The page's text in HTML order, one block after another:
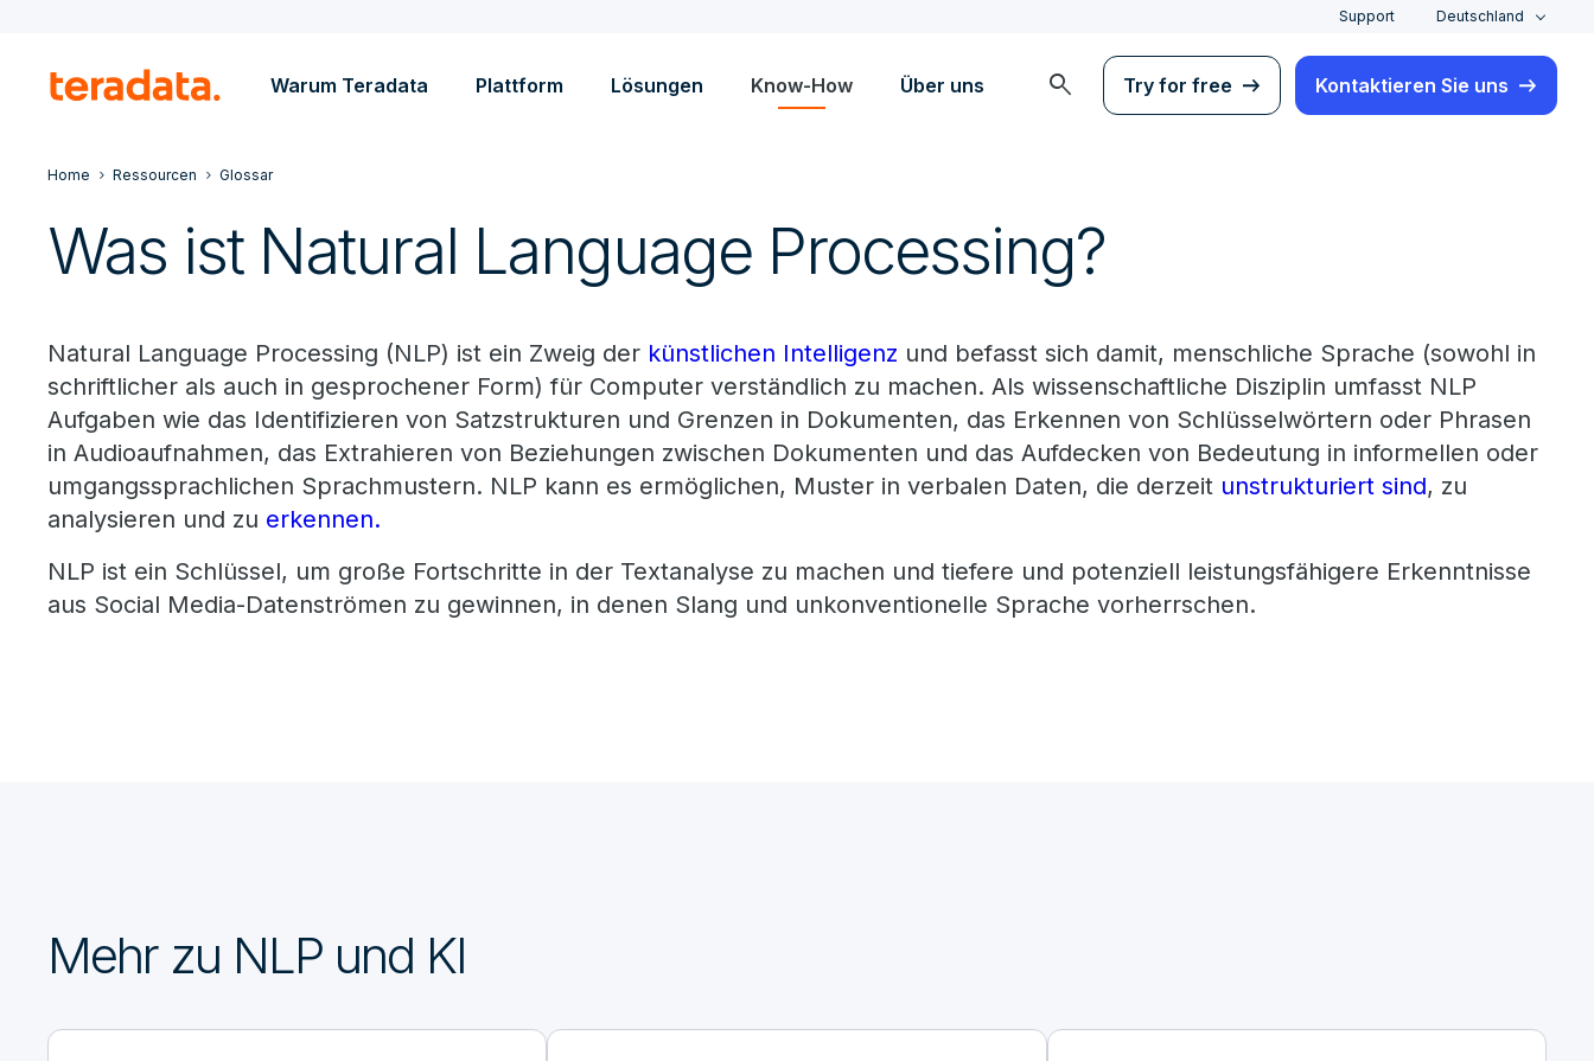
Support Deutschland
Warum Teradata Plattform Lösungen Know-How Über uns search Try for free Kontaktieren Sie uns
Home Ressourcen Glossar
Was ist Natural Language Processing?
Natural Language Processing (NLP) ist ein Zweig der künstlichen Intelligenz und befasst sich damit, menschliche Sprache (sowohl in
schriftlicher als auch in gesprochener Form) für Computer verständlich zu machen. Als wissenschaftliche Disziplin umfasst NLP
Aufgaben wie das Identifizieren von Satzstrukturen und Grenzen in Dokumenten, das Erkennen von Schlüsselwörtern oder Phrasen
in Audioaufnahmen, das Extrahieren von Beziehungen zwischen Dokumenten und das Aufdecken von Bedeutung in informellen oder
umgangssprachlichen Sprachmustern. NLP kann es ermöglichen, Muster in verbalen Daten, die derzeit unstrukturiert sind, zu
analysieren und zu erkennen.
NLP ist ein Schlüssel, um große Fortschritte in der Textanalyse zu machen und tiefere und potenziell leistungsfähigere Erkenntnisse
aus Social Media-Datenströmen zu gewinnen, in denen Slang und unkonventionelle Sprache vorherrschen.
Mehr zu NLP und KI